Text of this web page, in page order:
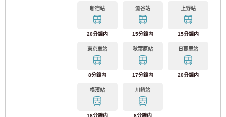
新宿站
20分鐘内
澀谷站
15分鐘内
上野站
15分鐘内
東京車站
8分鐘内
秋葉原站
17分鐘内
日暮里站
20分鐘内
橫濱站
18分鐘内
川崎站
8分鐘内
(67)
(69)
(22) 木
2026
7
12 14
致尋找房間的顧客
03-6712-4346